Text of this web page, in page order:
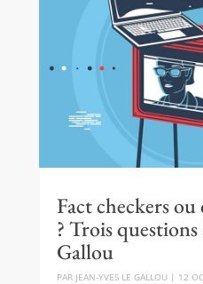
Fact checkers
? Trois questions
Gallou
PAR JEAN-YVES LE GALLOU| 12